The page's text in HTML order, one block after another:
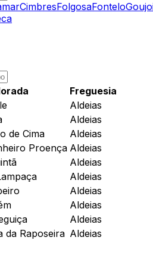
CimbresFolgosaFontelo
Freguesia
Aldeias
Aldeias
de Cima
Aldeias
Proença Aldeias
Aldeias
Aldeias
Aldeias
Aldeias
Aldeias
da Raposeira Aldeias